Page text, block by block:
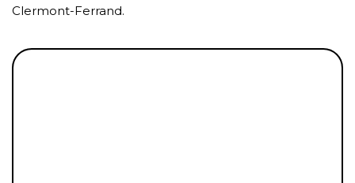
Clermont-Ferrand.